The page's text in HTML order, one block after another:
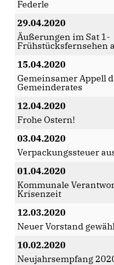
Federle
29.04.2020
Äußerungen im Sat 1-
Frühstücksfernsehen
15.04.2020
Gemeinsamer Appell
Gemeinderates
12.04.2020
Frohe Ostern!
03.04.2020
Verpackungssteuer
01.04.2020
Kommunale
Krisenzeit
12.03.2020
Neuer Vorstand
10.02.2020
Neujahrsempfang